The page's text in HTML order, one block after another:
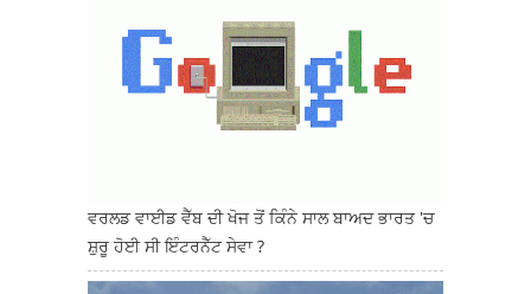
ਵਰਲਡ ਵਾਈਡ ਵੈੱਬ ਦੀ ਖੋਜ ਤੋਂ ਕਿੰਨੇ ਸਾਲ ਬਾਅਦ ਭਾਰਤ 'ਚ
ਸ਼ੁਰੂ ਹੋਈ ਸੀ ਇੰਟਰਨੈੱਟ ਸੇਵਾ ?